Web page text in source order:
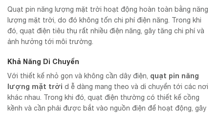
Quạt pin năng lượng mặt trời hoạt động hoàn toàn bằng năng
lượng mặt trời, do đó không tốn chi phí điện năng. Trong khi
đó, quạt điện tiêu thụ rất nhiều điện năng, gây tăng chi phí và
ảnh hưởng tới môi trường.
Khả Năng Di Chuyển
Với thiết kế nhỏ gọn và không cần dây điện, quạt pin năng
lượng mặt trời d ễ dàng mang theo và di chuyển tới các nơi
khác nhau. Trong khi đó, quạt điện thường có thiết kế cồng
kềnh và cần phải được bắt vào nguồn điện để hoạt động, gây